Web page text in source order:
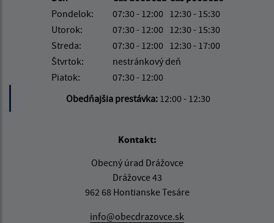
Pondelok:
07:30 - 12:00 12:30 - 15:30
Utorok:
07:30 - 12:00 12:30 - 15:30
Streda:
07:30 - 12:00 12:30 - 17:00
Štvrtok:
nestránkový deň
Piatok:
07:30 - 12:00
Obedňajšia prestávka: 12:00 - 12:30
Kontakt:
Obecný úrad Drážovce
Drážovce 43
962 68 Hontianske Tesáre
info@obecdrazovce.sk